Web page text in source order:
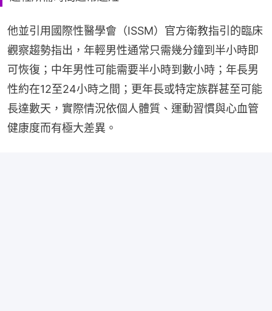
他並引用國際性醫學會（ISSM）官方衛教指引的臨床
觀察趨勢指出，年輕男性通常只需幾分鐘到半小時即
可恢復；中年男性可能需要半小時到數小時；年長男
性約在12至24小時之間；更年長或特定族群甚至可能
長達數天，實際情況依個人體質、運動習慣與心血管
健康度而有極大差異。